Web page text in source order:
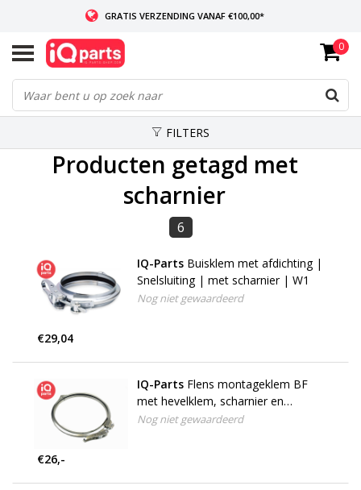
GRATIS VERZENDING VANAF €100,00*
INDIEN VOORRADIG: VOOR 14:00 BESTELD, ZELFDE DAG VERZONDEN
WERELDWIJDE LEVERING
0
FILTERS
Producten getagd met
scharnier
6
IQ-Parts Buisklem met afdichting |
Snelsluiting | met scharnier | W1
Nog niet gewaardeerd
€29,04
IQ-Parts Flens montageklem BF
met hevelklem, scharnier en
afdichtring.
Nog niet gewaardeerd
€26,-